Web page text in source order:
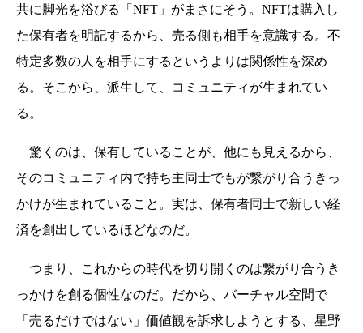
共に脚光を浴びる「NFT」がまさにそう。NFTは購入し
た保有者を明記するから、売る側も相手を意識する。不
特定多数の人を相手にするというよりは関係性を深め
る。そこから、派生して、コミュニティが生まれてい
る。
驚くのは、保有していることが、他にも見えるから、
そのコミュニティ内で持ち主同士でもが繋がり合うきっ
かけが生まれていること。実は、保有者同士で新しい経
済を創出しているほどなのだ。
つまり、これからの時代を切り開くのは繋がり合うき
っかけを創る個性なのだ。だから、バーチャル空間で
「売るだけではない」価値観を訴求しようとする、星野